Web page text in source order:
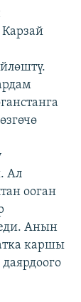
Ал
ооган
Анын
каршы